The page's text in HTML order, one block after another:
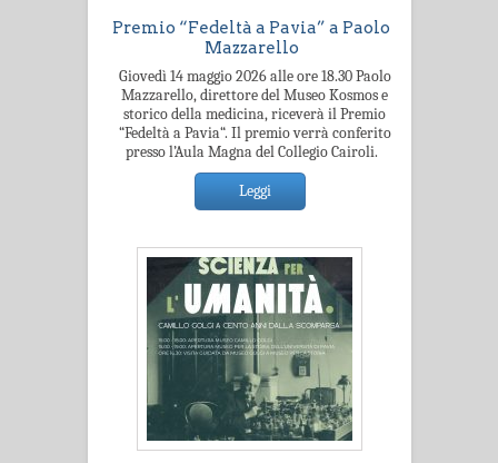
Premio “Fedeltà a Pavia” a Paolo
Mazzarello
Giovedì 14 maggio 2026 alle ore 18.30 Paolo
Mazzarello, direttore del Museo Kosmos e
storico della medicina, riceverà il Premio
“Fedeltà a Pavia“. Il premio verrà conferito
presso l’Aula Magna del Collegio Cairoli.
Leggi